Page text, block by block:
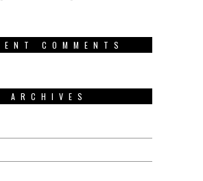
COMMENTS
ARCHIVES